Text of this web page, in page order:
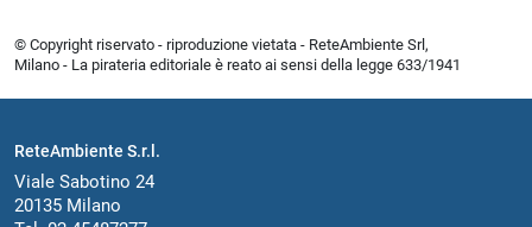
© Copyright riservato - riproduzione vietata - ReteAmbiente Srl,
Milano - La pirateria editoriale è reato ai sensi della legge 633/1941
ReteAmbiente S.r.l.
Viale Sabotino 24
20135 Milano